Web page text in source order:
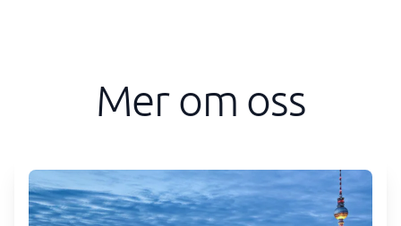
Mer om oss